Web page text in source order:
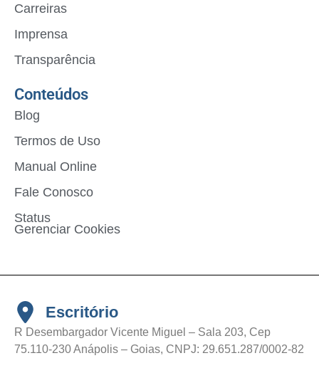
Carreiras
Imprensa
Transparência
Conteúdos
Blog
Termos de Uso
Manual Online
Fale Conosco
Status
Gerenciar Cookies
Escritório
R Desembargador Vicente Miguel – Sala 203, Cep
75.110-230 Anápolis – Goias, CNPJ: 29.651.287/0002-82